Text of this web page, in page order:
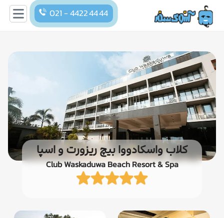
021 - 4422 44 44
کلاب واسکادووا بیچ ریزورت و اسپا
Club Waskaduwa Beach Resort & Spa